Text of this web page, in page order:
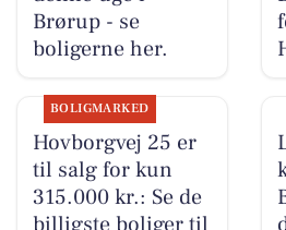
Brørup - se
boligerne her.
BOLIGMARKED
Hovborgvej 25 er
til salg for kun
315.000 kr.: Se de